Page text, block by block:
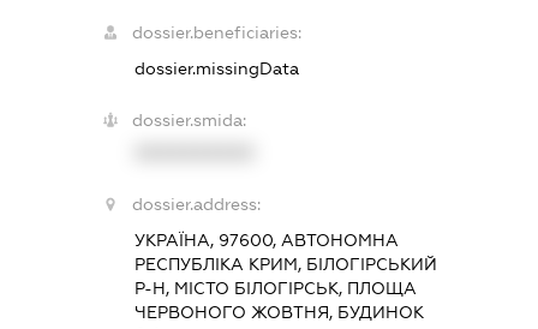
dossier.beneficiaries:
dossier.missingData
dossier.smida:
dossier.address:
УКРАЇНА, 97600, АВТОНОМНА
РЕСПУБЛІКА КРИМ, БІЛОГІРСЬКИЙ
Р-Н, МІСТО БІЛОГІРСЬК, ПЛОЩА
ЧЕРВОНОГО ЖОВТНЯ, БУДИНОК